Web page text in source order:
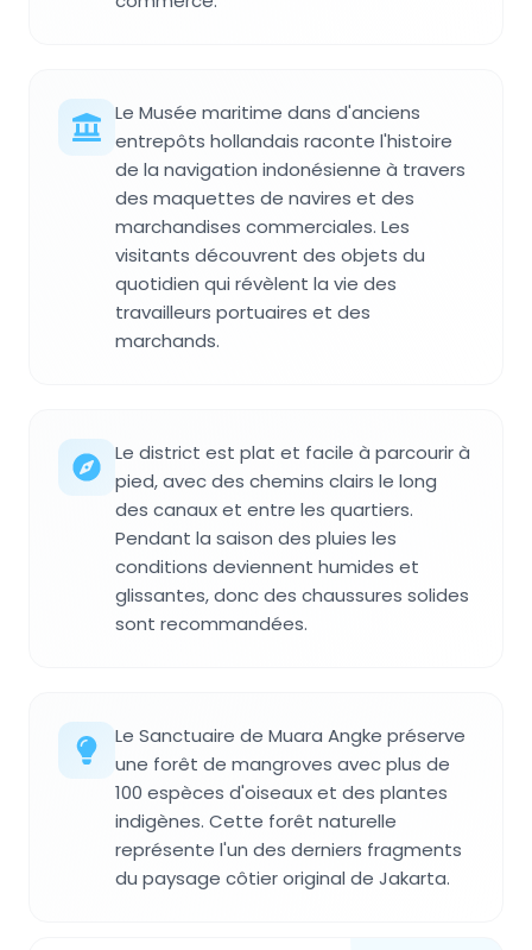
Le Musée maritime dans d'anciens
entrepôts hollandais raconte l'histoire
de la navigation indonésienne à travers
des maquettes de navires et des
marchandises commerciales. Les
visitants découvrent des objets du
quotidien qui révèlent la vie des
travailleurs portuaires et des
marchands.
Le district est plat et facile à parcourir à
pied, avec des chemins clairs le long
des canaux et entre les quartiers.
Pendant la saison des pluies les
conditions deviennent humides et
glissantes, donc des chaussures solides
sont recommandées.
Le Sanctuaire de Muara Angke préserve
une forêt de mangroves avec plus de
100 espèces d'oiseaux et des plantes
indigènes. Cette forêt naturelle
représente l'un des derniers fragments
du paysage côtier original de Jakarta.